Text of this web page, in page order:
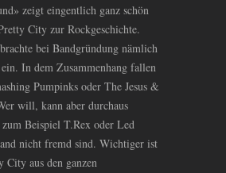
zeigt eingentlich ganz schön
City zur Rockgeschichte.
bei Bandgründung nämlich
In dem Zusammenhang fallen
Pumpinks oder The Jesus &
will, kann aber durchaus
zum Beispiel T.Rex oder Led
nicht fremd sind. Wichtiger ist
City aus den ganzen